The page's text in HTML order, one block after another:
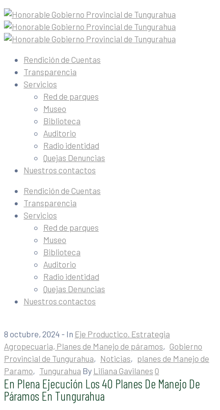
Rendición de Cuentas
Transparencia
Servicios
Red de parques
Museo
Biblioteca
Auditorio
Radio identidad
Quejas Denuncias
Nuestros contactos
Rendición de Cuentas
Transparencia
Servicios
Red de parques
Museo
Biblioteca
Auditorio
Radio identidad
Quejas Denuncias
Nuestros contactos
8 octubre, 2024 - In Eje Productico. Estrategia
Agropecuaria, Planes de Manejo de páramos‚ Gobierno
Provincial de Tungurahua‚ Noticias‚ planes de Manejo de
Paramo‚ Tungurahua By Liliana Gavilanes 0
En Plena Ejecución Los 40 Planes De Manejo De
Páramos En Tungurahua